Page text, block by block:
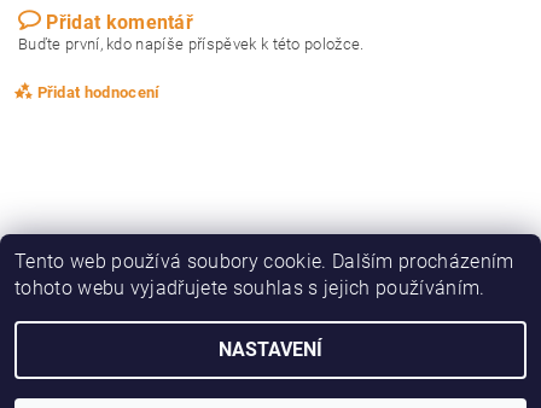
Přidat komentář
Buďte první, kdo napíše příspěvek k této položce.
Přidat hodnocení
Heureka.cz | OBLEČENÍ, OBUV
2026 © ZedFish - rybářská speciálka, všechna práva vyhrazena
Tento web používá soubory cookie. Dalším procházením
tohoto webu vyjadřujete souhlas s jejich používáním.
NASTAVENÍ